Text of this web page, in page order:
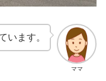
ママ
います。